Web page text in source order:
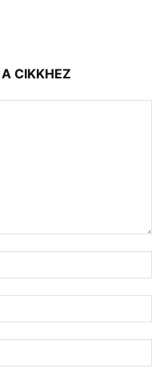
CIKKHEZ